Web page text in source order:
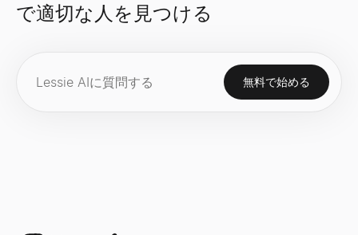
メールファインダー
求人シグナルデコーダー
職務記述書ジェネレーター
成長率計算ツール
で適切な人を見つける
無料で始める